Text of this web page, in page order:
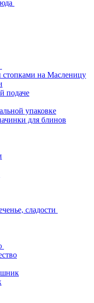
стопками на Масленицу
подаче
упаковке
для блинов
сладости